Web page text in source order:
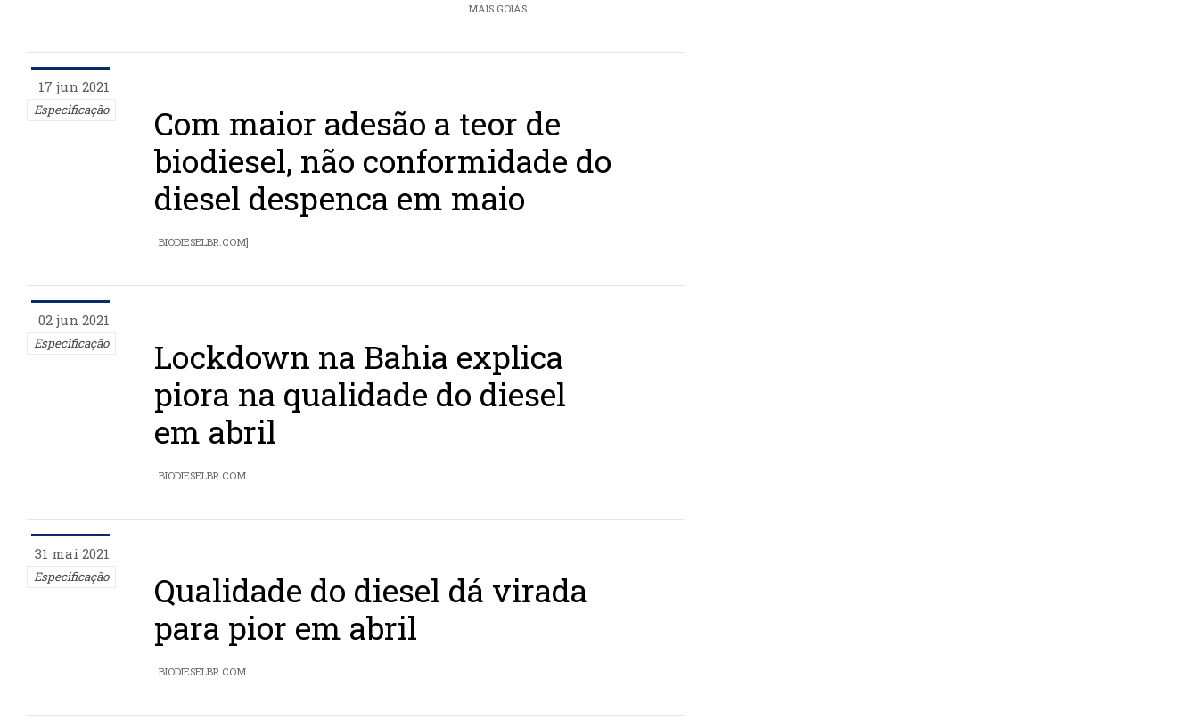
MAIS GOIÁS
17 jun 2021
Especificação
Com maior adesão a teor de
biodiesel, não conformidade do
diesel despenca em maio
BIODIESELBR.COM]
02 jun 2021
Especificação
Lockdown na Bahia explica
piora na qualidade do diesel
em abril
BIODIESELBR.COM
31 mai 2021
Especificação
Qualidade do diesel dá virada
para pior em abril
BIODIESELBR.COM